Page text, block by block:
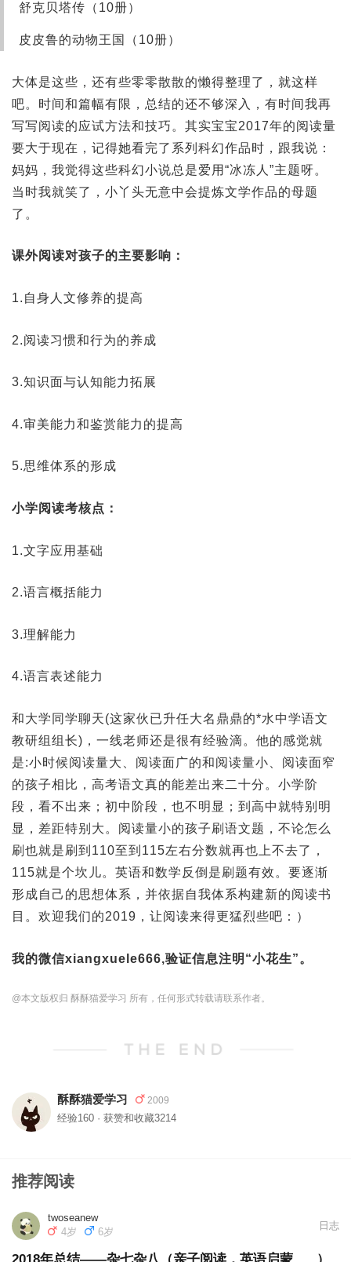
舒克贝塔传（10册）
皮皮鲁的动物王国（10册）
大体是这些，还有些零零散散的懒得整理了，就这样
吧。时间和篇幅有限，总结的还不够深入，有时间我再
写写阅读的应试方法和技巧。其实宝宝2017年的阅读量
要大于现在，记得她看完了系列科幻作品时，跟我说：
妈妈，我觉得这些科幻小说总是爱用“冰冻人”主题呀。
当时我就笑了，小丫头无意中会提炼文学作品的母题
了。
课外阅读对孩子的主要影响：
1.自身人文修养的提高
2.阅读习惯和行为的养成
3.知识面与认知能力拓展
4.审美能力和鉴赏能力的提高
5.思维体系的形成
小学阅读考核点：
1.文字应用基础
2.语言概括能力
3.理解能力
4.语言表述能力
和大学同学聊天(这家伙已升任大名鼎鼎的*水中学语文
教研组组长)，一线老师还是很有经验滴。他的感觉就
是:小时候阅读量大、阅读面广的和阅读量小、阅读面窄
的孩子相比，高考语文真的能差出来二十分。小学阶
段，看不出来；初中阶段，也不明显；到高中就特别明
显，差距特别大。阅读量小的孩子刷语文题，不论怎么
刷也就是刷到110至到115左右分数就再也上不去了，
115就是个坎儿。英语和数学反倒是刷题有效。要逐渐
形成自己的思想体系，并依据自我体系构建新的阅读书
目。欢迎我们的2019，让阅读来得更猛烈些吧：）
我的微信xiangxuele666,验证信息注明“小花生”。
@本文版权归 酥酥猫爱学习 所有，任何形式转载请联系作者。
酥酥猫爱学习 2009
经验160 · 获赞和收藏3214
推荐阅读
twoseanew
4岁
6岁
日志
2018年总结——杂七杂八（亲子阅读，英语启蒙......）